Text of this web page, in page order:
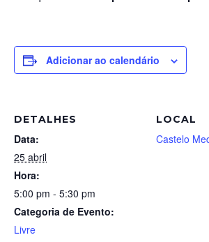
Adicionar ao calendário
DETALHES
Data:
25 abril
Hora:
5:00 pm - 5:30 pm
Categoria de Evento:
Livre
LOCAL
Castelo